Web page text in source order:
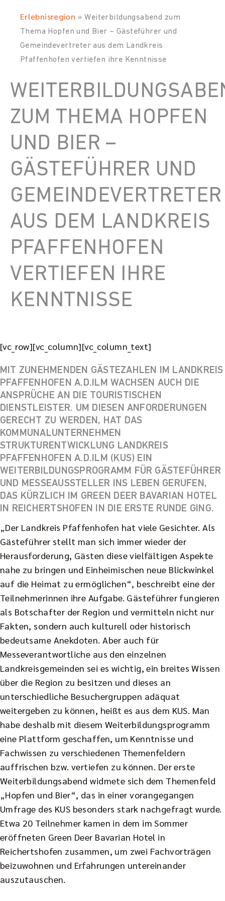
Erlebnisregion »Weiterbildungsabend zum
Thema Hopfen und Bier – Gästeführer und
Gemeindevertreter aus dem Landkreis
Pfaffenhofen vertiefen ihre Kenntnisse
ZUM THEMA HOPFEN
UND BIER –
GÄSTEFÜHRER UND
GEMEINDEVERTRETER
AUS DEM LANDKREIS
PFAFFENHOFEN
VERTIEFEN IHRE
KENNTNISSE
[vc_row][vc_column][vc_column_text]
MIT ZUNEHMENDEN GÄSTEZAHLEN IM LANDKREIS
PFAFFENHOFEN A.D.ILM WACHSEN AUCH DIE
ANSPRÜCHE AN DIE TOURISTISCHEN
DIENSTLEISTER. UM DIESEN ANFORDERUNGEN
GERECHT ZU WERDEN, HAT DAS
KOMMUNALUNTERNEHMEN
STRUKTURENTWICKLUNG LANDKREIS
PFAFFENHOFEN A.D.ILM (KUS) EIN
WEITERBILDUNGSPROGRAMM FÜR GÄSTEFÜHRER
UND MESSEAUSSTELLER INS LEBEN GERUFEN,
DAS KÜRZLICH IM GREEN DEER BAVARIAN HOTEL
IN REICHERTSHOFEN IN DIE ERSTE RUNDE GING.
„Der Landkreis Pfaffenhofen hat viele Gesichter. Als
Gästeführer stellt man sich immer wieder der
Herausforderung, Gästen diese vielfältigen Aspekte
nahe zu bringen und Einheimischen neue Blickwinkel
auf die Heimat zu ermöglichen“, beschreibt eine der
Teilnehmerinnen ihre Aufgabe. Gästeführer fungieren
als Botschafter der Region und vermitteln nicht nur
Fakten, sondern auch kulturell oder historisch
bedeutsame Anekdoten. Aber auch für
Messeverantwortliche aus den einzelnen
Landkreisgemeinden sei es wichtig, ein breites Wissen
über die Region zu besitzen und dieses an
unterschiedliche Besuchergruppen adäquat
weitergeben zu können, heißt es aus dem KUS. Man
habe deshalb mit diesem Weiterbildungsprogramm
eine Plattform geschaffen, um Kenntnisse und
Fachwissen zu verschiedenen Themenfeldern
auffrischen bzw. vertiefen zu können. Der erste
Weiterbildungsabend widmete sich dem Themenfeld
„Hopfen und Bier“, das in einer vorangegangen
Umfrage des KUS besonders stark nachgefragt wurde.
Etwa 20 Teilnehmer kamen in dem im Sommer
eröffneten Green Deer Bavarian Hotel in
Reichertshofen zusammen, um zwei Fachvorträgen
beizuwohnen und Erfahrungen untereinander
auszutauschen.